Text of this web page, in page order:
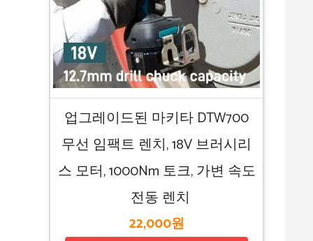
업그레이드된 마키타 DTW700
무선 임팩트 렌치, 18V 브러시리
스 모터, 1000Nm 토크, 가변 속도
​ ​ 전동 렌치
22,000원